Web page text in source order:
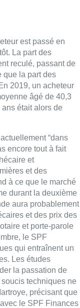
est passé en
La part des
reculé, passant de
que la part des
2019, un acheteur
âgé de 40,3
était alors de
“dans
encore tout à fait
et
et des
à ce que le marché
durant la deuxième
aura probablement
et des prix des
et porte-parole
le SPF
qui entraînent un
Les études
la passation de
techniques ne
précisant que
le SPF Finances